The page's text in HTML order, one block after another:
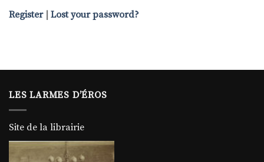
Register Lost your password?
LES LARMES D’ÉROS
Site de la librairie